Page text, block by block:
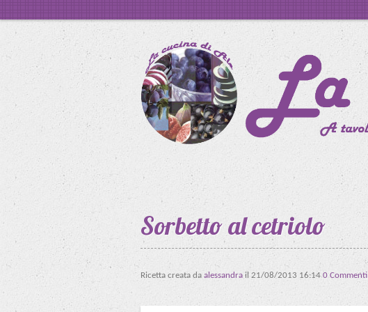
Sorbetto al cetriolo
Ricetta creata da alessandra il 21/08/2013 16:14 0 Commenti